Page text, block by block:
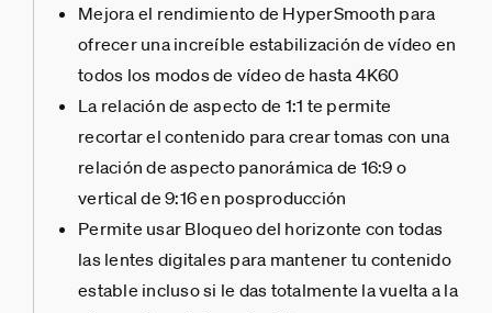
Mejora el rendimiento de HyperSmooth para
ofrecer una increíble estabilización de vídeo en
todos los modos de vídeo de hasta 4K60
La relación de aspecto de 1:1 te permite
recortar el contenido para crear tomas con una
relación de aspecto panorámica de 16:9 o
vertical de 9:16 en posproducción
Permite usar Bloqueo del horizonte con todas
las lentes digitales para mantener tu contenido
estable incluso si le das totalmente la vuelta a la